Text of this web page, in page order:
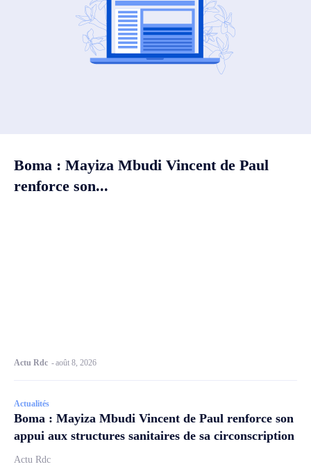
Boma : Mayiza Mbudi Vincent de Paul
renforce son...
Actu Rdc -août 8, 2026
Actualités
Boma : Mayiza Mbudi Vincent de Paul renforce son
appui aux structures sanitaires de sa circonscription
Actu Rdc